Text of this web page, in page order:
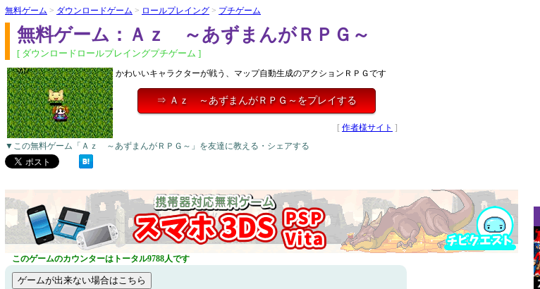
無料ゲーム > ダウンロードゲーム > ロールプレイング > プチゲーム
無料ゲーム：Ａｚ ～あずまんがＲＰＧ～
[ ダウンロードロールプレイングプチゲーム ]
かわいいキャラクターが戦う、マップ自動生成のアクションＲＰＧです
⇒ Ａｚ ～あずまんがＲＰＧ～をプレイする
[ 作者様サイト ]
▼この無料ゲーム「Ａｚ ～あずまんがＲＰＧ～」を友達に教える・シェアする
このゲームのカウンターはトータル9788人です